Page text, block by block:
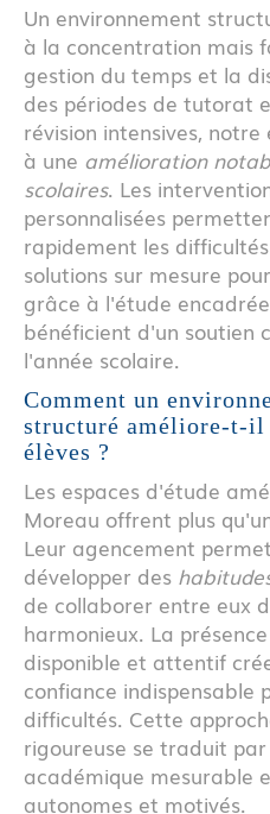
Un environnement
à la concentration mais
gestion du temps et la
des périodes de tutorat
révision intensives,
à une amélioration
scolaires. Les
personnalisées
rapidement les
solutions sur mesure
grâce à l'étude
bénéficient d'un soutien
l'année scolaire.
Comment un
structuré améliore-t-il
élèves ?
Les espaces d'étude
Moreau offrent plus
Leur agencement
développer des
de collaborer entre eux
harmonieux. La
disponible et attentif
confiance indispensable
difficultés. Cette
rigoureuse se traduit
académique mesurable
autonomes et motivés.